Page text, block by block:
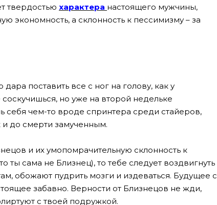
твердостью характера настоящего мужчины,
экономность, а склонность к пессимизму – за
поставить все с ног на голову, как у
но уже на второй недельке
себя чем-то вроде спринтера среди стайеров,
до смерти замученным.
и их умопомрачительную склонность к
ты сама не Близнец), то тебе следует воздвигнуть
обожают пудрить мозги и издеваться. Будущее с
забавно. Верности от Близнецов не жди,
с твоей подружкой.